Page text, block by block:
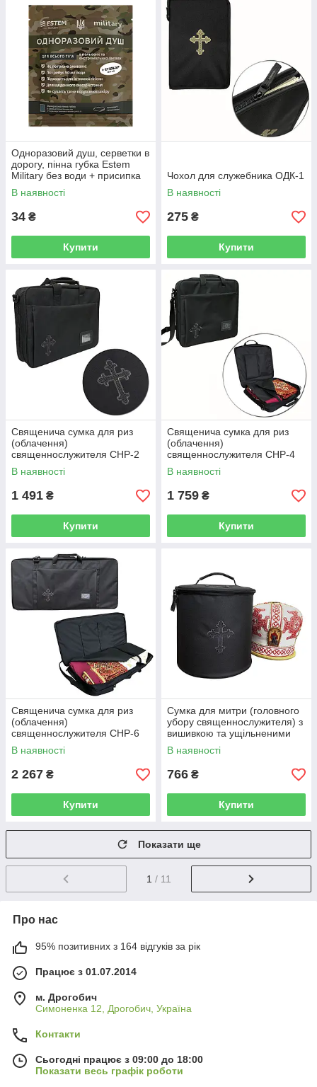
Одноразовий душ, серветки в
дорогу, пінна губка Estem
Military без води + присипка
Сушкар
В наявності
34 ₴
Купити
Чохол для служебника ОДК-1
В наявності
275 ₴
Купити
Священича сумка для риз
(облачення)
священнослужителя СНР-2
В наявності
1 491 ₴
Купити
Священича сумка для риз
(облачення)
священнослужителя СНР-4
В наявності
1 759 ₴
Купити
Священича сумка для риз
(облачення)
священнослужителя СНР-6
В наявності
2 267 ₴
Купити
Сумка для митри (головного
убору священнослужителя) з
вишивкою та ущільненими
стінками СНМ-2
В наявності
766 ₴
Купити
Показати ще
1 / 11
Про нас
95% позитивних з 164 відгуків за рік
Працює з 01.07.2014
м. Дрогобич
Симоненка 12, Дрогобич, Україна
Контакти
Сьогодні працює з 09:00 до 18:00
Показати весь графік роботи